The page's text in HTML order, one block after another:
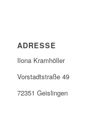
ADRESSE
Ilona Kramhöller
Vorstadtstraße 49
72351 Geislingen